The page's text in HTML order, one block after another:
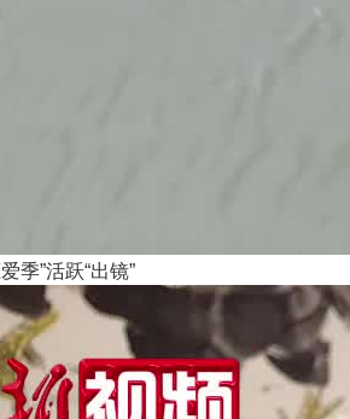
季”活跃“出镜”